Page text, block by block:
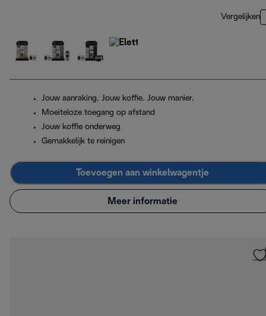
Vergelijken
Jouw aanraking. Jouw koffie. Jouw manier.
Moeiteloze toegang op afstand
Jouw koffie onderweg
Gemakkelijk te reinigen
Toevoegen aan winkelwagentje
Meer informatie